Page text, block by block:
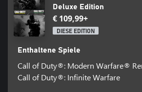
Deluxe Edition
€ 109,99+
DIESE EDITION
Enthaltene Spiele
Call of Duty®: Modern Warfare®
Call of Duty®: Infinite Warfare